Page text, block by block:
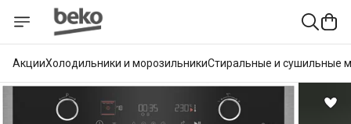
АкцииХолодильники и морозильникиСтиральные и сушильные